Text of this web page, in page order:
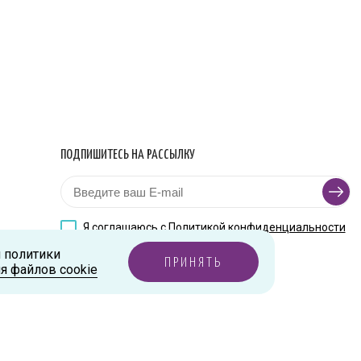
ПОДПИШИТЕСЬ НА РАССЫЛКУ
Я соглашаюсь сПолитикой конфиденциальности
файлов cookie
ПРИНЯТЬ